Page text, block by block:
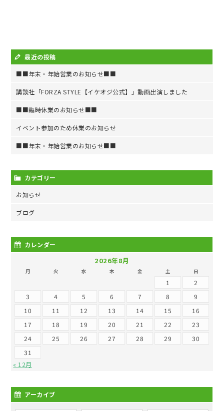
最近の投稿
■■年末・年始営業のお知らせ■■
講談社「FORZA STYLE【イケオジ公式】」動画出演しました
■■臨時休業のお知らせ■■
イベント参加のため休業のお知らせ
■■年末・年始営業のお知らせ■■
カテゴリー
お知らせ
ブログ
カレンダー
2026年8月
月 火 水 木 金 土 日
1
2
3
4 5 6 7 8
9
10
11 12 13 14 15
16
17
18 19 20 21 22
23
24
25 26 27 28 29
30
31
« 12月
アーカイブ